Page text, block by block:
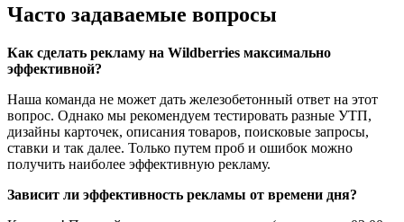
Часто задаваемые вопросы
Как сделать рекламу на Wildberries максимально
эффективной?
Наша команда не может дать железобетонный ответ на этот
вопрос. Однако мы рекомендуем тестировать разные УТП,
дизайны карточек, описания товаров, поисковые запросы,
ставки и так далее. Только путем проб и ошибок можно
получить наиболее эффективную рекламу.
Зависит ли эффективность рекламы от времени дня?